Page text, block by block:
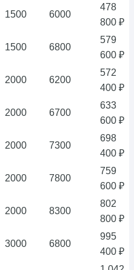
1500 6000
478
800 ₽
1500 6800
579
600 ₽
2000 6200
572
400 ₽
2000 6700
633
600 ₽
2000 7300
698
400 ₽
2000 7800
759
600 ₽
2000 8300
802
800 ₽
3000 6800
995
400 ₽